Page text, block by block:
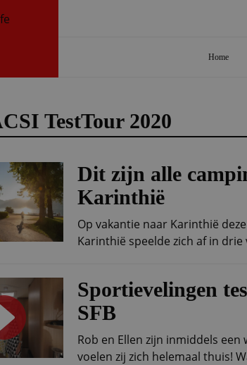
Home
TestTour 2020
Dit zijn alle
Karinthië
Op vakantie naar Karinthië
Karinthië speelde zich af in
Sportievelingen
SFB
Rob en Ellen zijn inmiddels
voelen zij zich helemaal thuis!